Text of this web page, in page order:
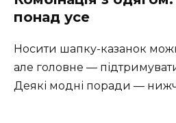
понад усе
Носити шапку-казанок
але головне —
Деякі модні поради —